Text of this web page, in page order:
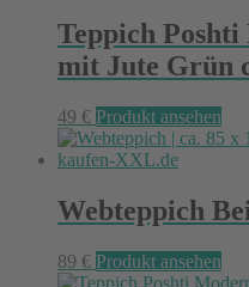
Teppich
mit Jute Grün
49 € Produkt ansehen
Webteppich
89 € Produkt ansehen